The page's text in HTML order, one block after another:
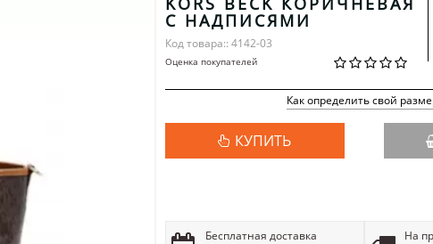
С НАДПИСЯМИ
Код товара:: 4142-03
Оценка покупателей
Как определить свой
КУПИТЬ
Бесплатная доставка
На